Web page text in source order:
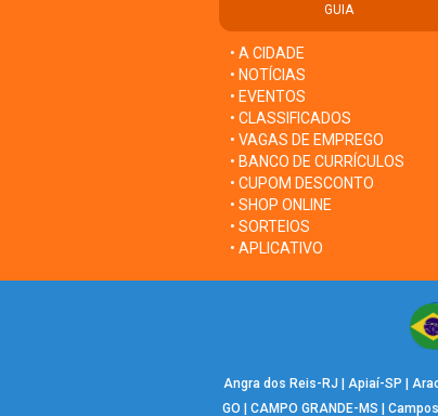
GUIA
• A CIDADE
• NOTÍCIAS
• EVENTOS
• CLASSIFICADOS
• VAGAS DE EMPREGO
• BANCO DE CURRÍCULOS
• CUPOM DESCONTO
• SHOP ONLINE
• SORTEIOS
• APLICATIVO
Angra dos Reis-RJ | Apiaí-SP |
GO | CAMPO GRANDE-MS |